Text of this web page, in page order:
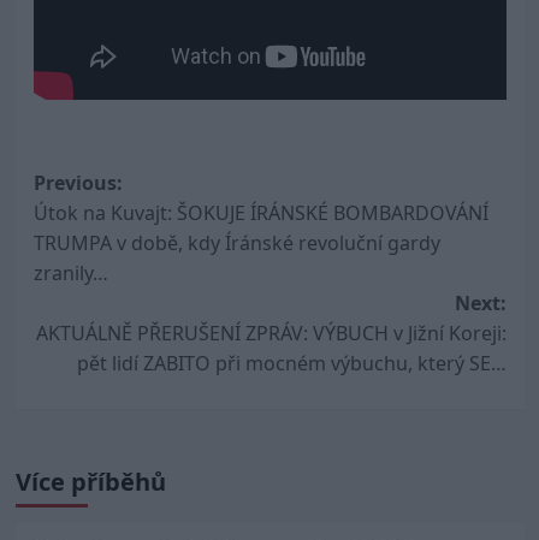
Post
navigation
Previous:
Útok na Kuvajt: ŠOKUJE ÍRÁNSKÉ BOMBARDOVÁNÍ
TRUMPA v době, kdy Íránské revoluční gardy
zranily…
Next:
AKTUÁLNĚ PŘERUŠENÍ ZPRÁV: VÝBUCH v Jižní Koreji:
pět lidí ZABITO při mocném výbuchu, který SE…
Více příběhů